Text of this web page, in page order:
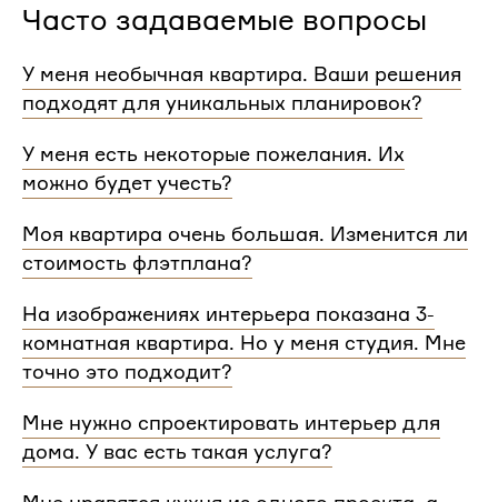
Часто задаваемые вопросы
У меня необычная квартира. Ваши решения
подходят для уникальных планировок?
планировки и учтем особенности вашей
квартиры.
У меня есть некоторые пожелания. Их
можно будет учесть?
согласуем с вами планировочное решение,
расстановку мебели и важные детали. Вы
дизайнером Flatplan
Моя квартира очень большая. Изменится ли
стоимость флэтплана?
площади. Однако если у вас многоэтажный дом
или квартира, нужно будет купить флэтплан для
каждого этажа.
На изображениях интерьера показана 3-
комнатная квартира. Но у меня студия. Мне
точно это подходит?
и учитываем все детали. Любой стиль интерьера
на нашем сайте может быть адаптирован для
Мне нужно спроектировать интерьер для
дома. У вас есть такая услуга?